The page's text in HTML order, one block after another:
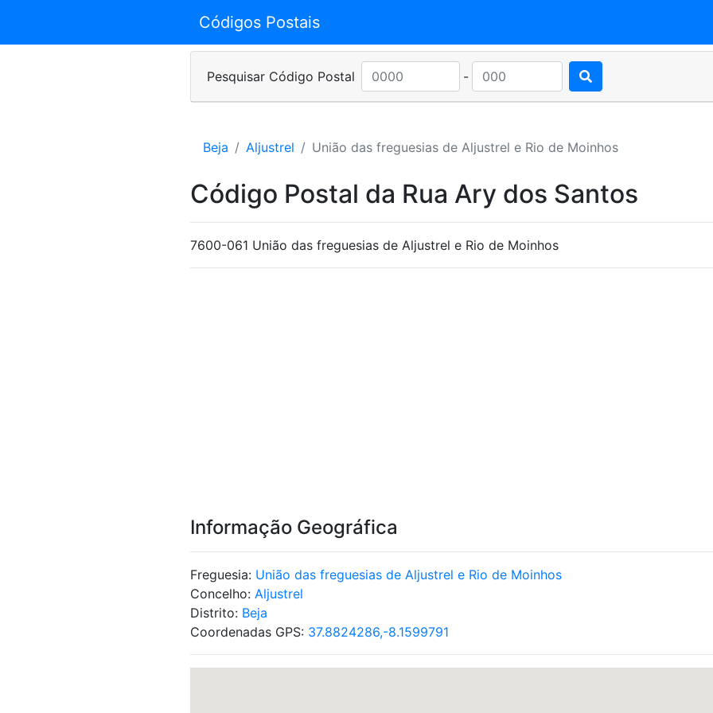
Códigos Postais
Pesquisar Código Postal -
Beja Aljustrel União das freguesias de Aljustrel e Rio de Moinhos
Código Postal da Rua Ary dos Santos
7600-061 União das freguesias de Aljustrel e Rio de Moinhos
Informação Geográfica
Freguesia: União das freguesias de Aljustrel e Rio de Moinhos
Concelho: Aljustrel
Distrito: Beja
Coordenadas GPS: 37.8824286,-8.1599791